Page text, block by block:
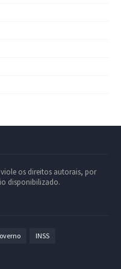
os direitos autorais, por
disponibilizado.
INSS